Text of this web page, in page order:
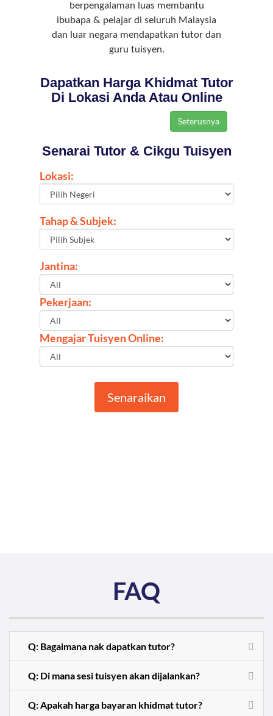
berpengalaman luas membantu
ibubapa & pelajar di seluruh Malaysia
dan luar negara mendapatkan tutor dan
guru tuisyen.
Dapatkan Harga Khidmat Tutor
Di Lokasi Anda Atau Online
Senarai Tutor & Cikgu Tuisyen
Lokasi:
Tahap & Subjek:
Jantina:
Pekerjaan:
Mengajar Tuisyen Online:
Senaraikan
FAQ
Q: Bagaimana nak dapatkan tutor?
Q: Di mana sesi tuisyen akan dijalankan?
Q: Apakah harga bayaran khidmat tutor?